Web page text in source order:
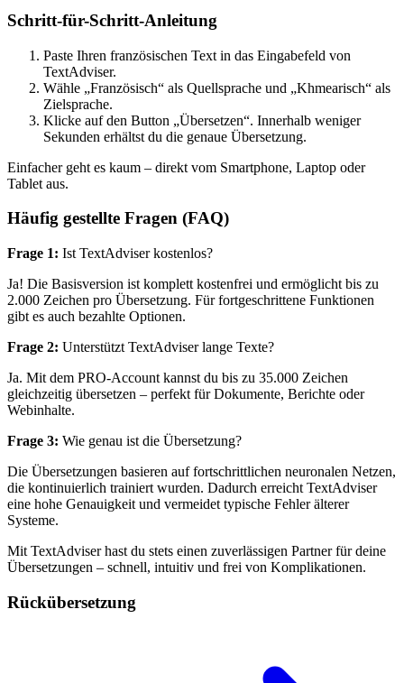
Schritt-für-Schritt-Anleitung
Paste Ihren französischen Text in das Eingabefeld von
TextAdviser.
Wähle „Französisch“ als Quellsprache und „Khmearisch“ als
Zielsprache.
Klicke auf den Button „Übersetzen“. Innerhalb weniger
Sekunden erhältst du die genaue Übersetzung.
Einfacher geht es kaum – direkt vom Smartphone, Laptop oder
Tablet aus.
Häufig gestellte Fragen (FAQ)
Frage 1: Ist TextAdviser kostenlos?
Ja! Die Basisversion ist komplett kostenfrei und ermöglicht bis zu
2.000 Zeichen pro Übersetzung. Für fortgeschrittene Funktionen
gibt es auch bezahlte Optionen.
Frage 2: Unterstützt TextAdviser lange Texte?
Ja. Mit dem PRO-Account kannst du bis zu 35.000 Zeichen
gleichzeitig übersetzen – perfekt für Dokumente, Berichte oder
Webinhalte.
Frage 3: Wie genau ist die Übersetzung?
Die Übersetzungen basieren auf fortschrittlichen neuronalen Netzen,
die kontinuierlich trainiert wurden. Dadurch erreicht TextAdviser
eine hohe Genauigkeit und vermeidet typische Fehler älterer
Systeme.
Mit TextAdviser hast du stets einen zuverlässigen Partner für deine
Übersetzungen – schnell, intuitiv und frei von Komplikationen.
Rückübersetzung